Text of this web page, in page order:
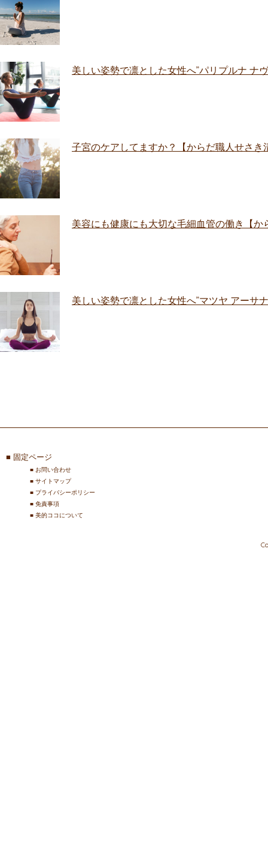
美しい姿勢で凛とした女性へ”パリプルナ ナ
子宮のケアしてますか？【からだ職人せさ
美容にも健康にも大切な毛細血管の働き【
美しい姿勢で凛とした女性へ”マツヤ アーサ
固定ページ
お問い合わせ
サイトマップ
プライバシーポリシー
免責事項
美的ココについて